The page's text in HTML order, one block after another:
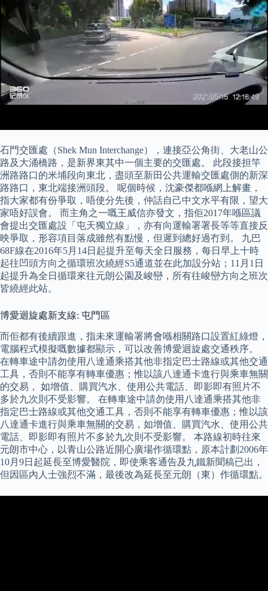
石門交匯處（Shek Mun Interchange），連接亞公角街、大老山公
路及大涌橋路，是新界東其中一個主要的交匯處。 此段接担竿
洲路路口的米埔段向東北，盡頭至新田公共運輸交匯處側的新深
路路口，東北端接洲頭段。 呢個時候，沈豪傑都喺網上解畫，
指大家都有份爭取，唔使分先後，仲話自己中文水平有限，望大
家唔好誤會。 而主角之一嘅王威信亦發文，指佢2017年喺區議
會提出交匯處設「屯天獨立線」，亦有向運輸署署長等等直接反
映爭取，形容項目落成雖然有點慢，但遲到總好過冇到。 九巴
68F線在2016年5月14日起提升至每天全日服務，每日早上十時
起往凹頭方向之循環班次繞經S5通道並在此加設分站；11月1日
起提升為全日循環來往元朗公園及峻巒，所有往峻巒方向之班次
皆繞經此站。
博愛迴旋處新支線: 屯門區
而佢都有後續跟進，指未來運輸署將會喺相關路口設置紅綠燈，
電腦程式模擬嘅數據都顯示，可以改善博愛迴旋處交通秩序。
在轉車途中請勿使用八達通乘搭其他非指定巴士路線或其他交通
工具，否則不能享有轉車優惠；惟以該八達通卡進行與乘車無關
的交易， 如增值、購買汽水、使用公共電話、即影即有照片不
多於九次則不受影響。 在轉車途中請勿使用八達通乘搭其他非
指定巴士路線或其他交通工具，否則不能享有轉車優惠；惟以該
八達通卡進行與乘車無關的交易，如增值、購買汽水、使用公共
電話、即影即有照片不多於九次則不受影響。 本路線初時往來
元朗市中心，以青山公路近開心廣場作循環點，原本計劃2006年
10月9日起延長至博愛醫院，即使乘客通告及九鐵新聞稿已出，
但因區內人士強烈不滿，最後改為延長至元朗（東）作循環點。